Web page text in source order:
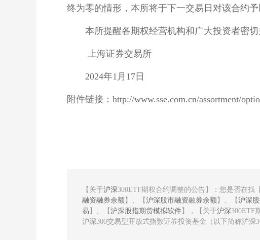
终为零的情形，本所将于下一交易日对该合约予
本所提醒各期权经营机构和广大投资者密切
上海证券交易所
2024年1月17日
附件链接：http://www.sse.com.cn/assortment/
【关于沪深300ETF期权合约调整的公告】：您是否在找【
融资融券余额 】、【 沪深股市融资融券余额 】、【 沪深
易 】、【 沪深股指期货模拟软件 】，【关于沪深300ETF
沪深300交易型开放式指数证券投资基金（以下简称沪深